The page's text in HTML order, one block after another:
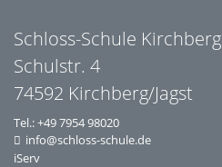
Schloss-Schule Kirchberg
Schulstr. 4
74592 Kirchberg/Jagst
Tel.:+49 7954 98020
info@schloss-schule.de
iServ